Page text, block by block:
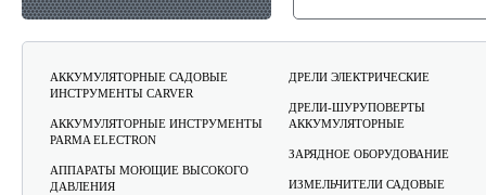
АККУМУЛЯТОРНЫЕ САДОВЫЕ
ИНСТРУМЕНТЫ CARVER
АККУМУЛЯТОРНЫЕ ИНСТРУМЕНТЫ
PARMA ELECTRON
АППАРАТЫ МОЮЩИЕ ВЫСОКОГО
ДАВЛЕНИЯ
ДРЕЛИ ЭЛЕКТРИЧЕСКИЕ
ДРЕЛИ-ШУРУПОВЕРТЫ
АККУМУЛЯТОРНЫЕ
ЗАРЯДНОЕ ОБОРУДОВАНИЕ
ИЗМЕЛЬЧИТЕЛИ САДОВЫЕ